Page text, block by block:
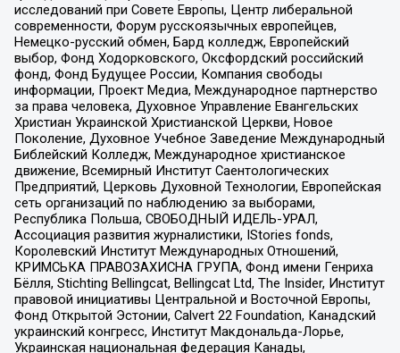
исследований при Совете Европы, Центр либеральной
современности, Форум русскоязычных европейцев,
Немецко-русский обмен, Бард колледж, Европейский
выбор, Фонд Ходорковского, Оксфордский российский
фонд, Фонд Будущее России, Компания свободы
информации, Проект Медиа, Международное партнерство
за права человека, Духовное Управление Евангельских
Христиан Украинской Христианской Церкви, Новое
Поколение, Духовное Учебное Заведение Международный
Библейский Колледж, Международное христианское
движение, Всемирный Институт Саентологических
Предприятий, Церковь Духовной Технологии, Европейская
сеть организаций по наблюдению за выборами,
Республика Польша, СВОБОДНЫЙ ИДЕЛЬ-УРАЛ,
Ассоциация развития журналистики, IStories fonds,
Королевский Институт Международных Отношений,
КРИМСЬКА ПРАВОЗАХИСНА ГРУПА, Фонд имени Генриха
Бёлля, Stichting Bellingcat, Bellingcat Ltd, The Insider, Институт
правовой инициативы Центральной и Восточной Европы,
Фонд Открытой Эстонии, Calvert 22 Foundation, Канадский
украинский конгресс, Институт Макдональда-Лорье,
Украинская национальная федерация Канады,